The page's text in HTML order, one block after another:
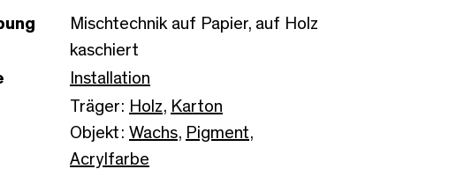
Mischtechnik auf Papier, auf Holz
kaschiert
Installation
Träger: Holz, Karton
Objekt: Wachs, Pigment,
Acrylfarbe